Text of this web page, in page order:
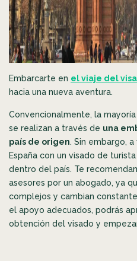
Embarcarte en el viaje del
hacia una nueva aventura.
Convencionalmente, la
se realizan a través de una
país de origen. Sin embargo,
España con un visado de
dentro del país. Te
asesores por un abogado, ya
complejos y cambian
el apoyo adecuados, podrás
obtención del visado y